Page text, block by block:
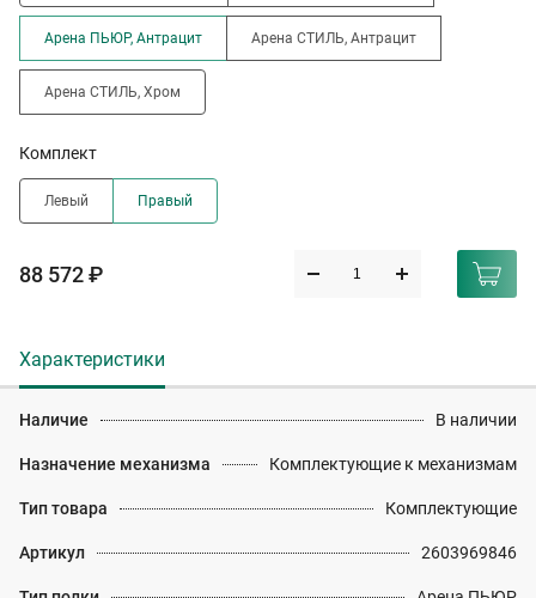
Арена ПЬЮР, Антрацит Арена СТИЛЬ, Антрацит
Арена СТИЛЬ, Хром
Комплект
Левый Правый
88 572 ₽
Характеристики
Наличие В наличии
Назначение механизма Комплектующие к механизмам
Тип товара Комплектующие
Артикул 2603969846